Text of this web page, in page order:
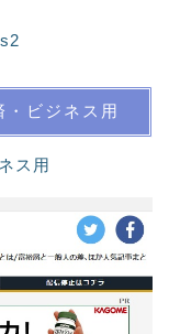
ビジネス用
ス用